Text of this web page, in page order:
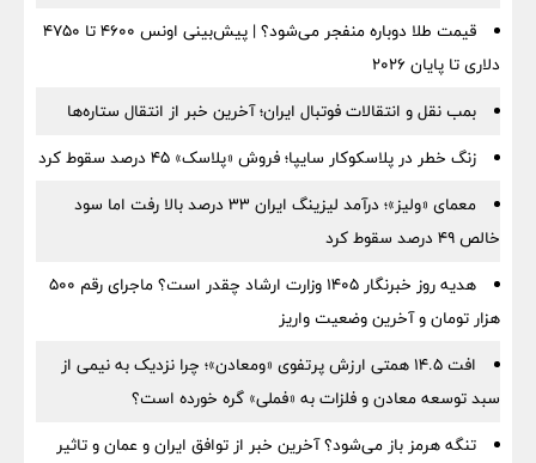
قیمت طلا دوباره منفجر می‌شود؟ | پیش‌بینی اونس ۴۶۰۰ تا ۴۷۵۰
دلاری تا پایان ۲۰۲۶
بمب نقل‌ و انتقالات فوتبال ایران؛ آخرین خبر از انتقال ستاره‌ها
زنگ خطر در پلاسکوکار سایپا؛ فروش «پلاسک» ۴۵ درصد سقوط کرد
معمای «ولیز»؛ درآمد لیزینگ ایران ۳۳ درصد بالا رفت اما سود
خالص ۴۹ درصد سقوط کرد
هدیه روز خبرنگار ۱۴۰۵ وزارت ارشاد چقدر است؟ ماجرای رقم ۵۰۰
هزار تومان و آخرین وضعیت واریز
افت ۱۴.۵ همتی ارزش پرتفوی «ومعادن»؛ چرا نزدیک به نیمی از
سبد توسعه معادن و فلزات به «فملی» گره خورده است؟
تنگه هرمز باز می‌شود؟ آخرین خبر از توافق ایران و عمان و تاثیر